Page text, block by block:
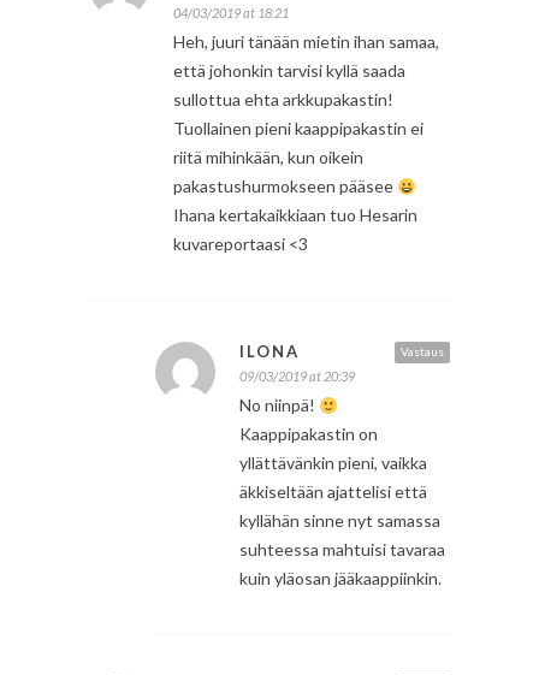
04/03/2019 at 18:21
Heh, juuri tänään mietin ihan samaa,
että johonkin tarvisi kyllä saada
sullottua ehta arkkupakastin!
Tuollainen pieni kaappipakastin ei
riitä mihinkään, kun oikein
pakastushurmokseen pääsee
Ihana kertakaikkiaan tuo Hesarin
kuvareportaasi <3
Vastaus
ILONA
09/03/2019 at 20:39
No niinpä!
Kaappipakastin on
yllättävänkin pieni, vaikka
äkkiseltään ajattelisi että
kyllähän sinne nyt samassa
suhteessa mahtuisi tavaraa
kuin yläosan jääkaappiinkin.